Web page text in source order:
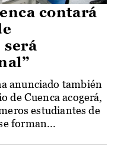
contará
será
anunciado también
de Cuenca acogerá,
estudiantes de
forman...